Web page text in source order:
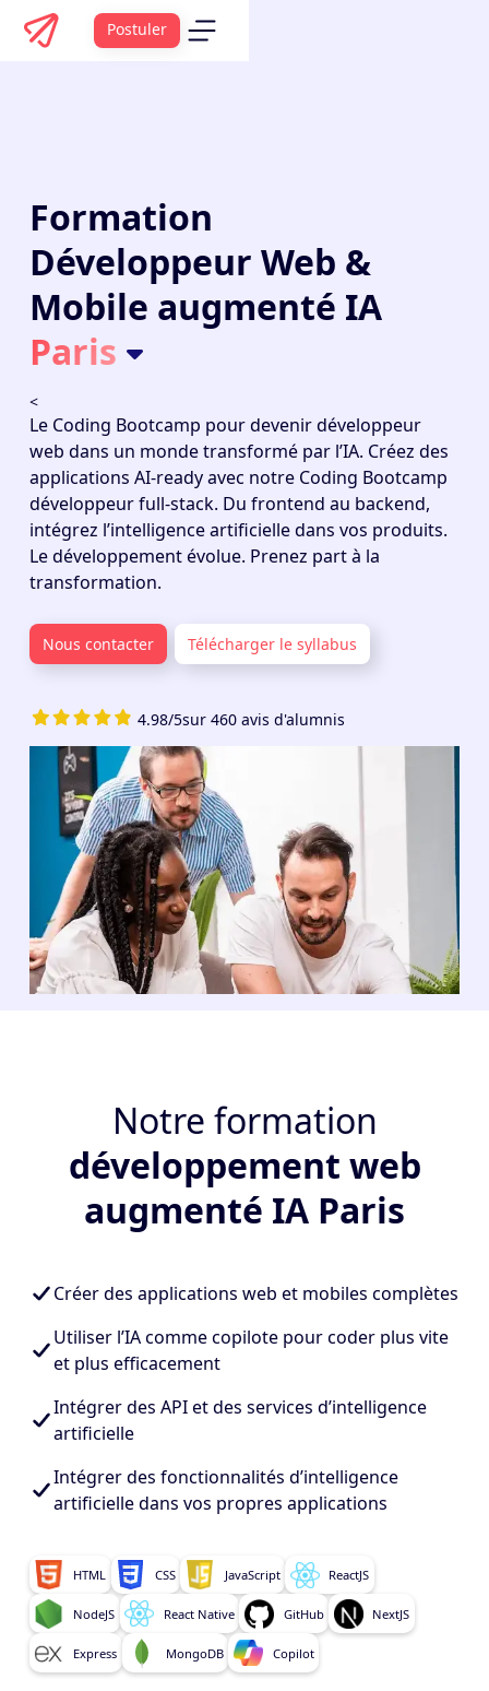
Postuler
Formation
Développeur Web &
Mobile augmenté IA
Paris
<
Le Coding Bootcamp pour devenir développeur
web dans un monde transformé par l’IA. Créez des
applications AI-ready avec notre Coding Bootcamp
développeur full-stack. Du frontend au backend,
intégrez l’intelligence artificielle dans vos produits.
Le développement évolue. Prenez part à la
transformation.
Nous contacter Télécharger le syllabus
4.98/5sur 460 avis d'alumnis
Notre formation
développement web
augmenté IA Paris
Créer des applications web et mobiles complètes
Utiliser l’IA comme copilote pour coder plus vite
et plus efficacement
Intégrer des API et des services d’intelligence
artificielle
Intégrer des fonctionnalités d’intelligence
artificielle dans vos propres applications
HTML CSS JavaScript ReactJS
NodeJS React Native GitHub NextJS
Express MongoDB Copilot